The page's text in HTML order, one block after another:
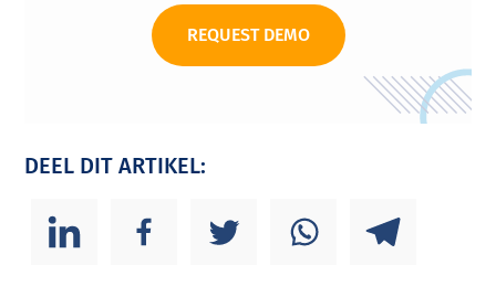
REQUEST DEMO
DEEL DIT ARTIKEL: